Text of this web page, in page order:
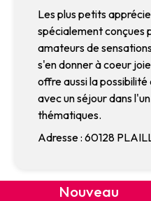
Les plus petits
spécialement conçues
amateurs de
s'en donner à coeur
offre aussi la
avec un séjour dans
thématiques.
Adresse : 60128
Nouveau